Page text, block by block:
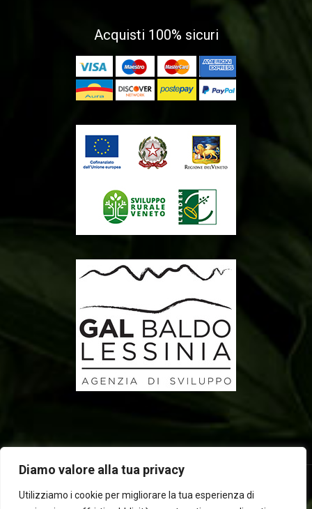
Diamo valore alla tua privacy
Utilizziamo i cookie per migliorare la tua esperienza di
Acquisti 100% sicuri